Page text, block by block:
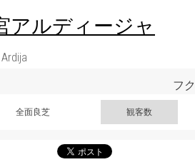
アルディージャ
フ
全面良芝 観客数